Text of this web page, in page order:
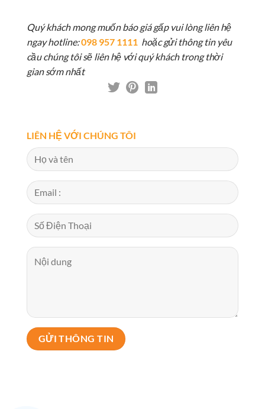
Quý khách mong muốn báo giá gấp vui lòng liên hệ
ngay hotline:098 957 1111 hoặc gửi thông tin yêu
cầu chúng tôi sẽ liên hệ với quý khách trong thời
gian sớm nhất
LIÊN HỆ VỚI CHÚNG TÔI